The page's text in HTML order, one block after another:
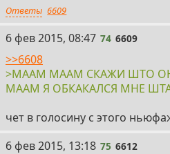
Ответы 6609
74
6 фев 2015, 08:47 74 6609
>>6608
>МААМ МААМ СКАЖИ ШТО
МААМ Я ОБКАКАЛСЯ МНЕ
чет в голосину с этого
75
6 фев 2015, 13:18 75 6612